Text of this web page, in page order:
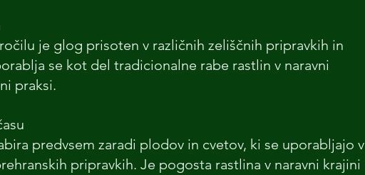
je glog prisoten v različnih zeliščnih pripravkih in
se kot del tradicionalne rabe rastlin v naravni
praksi.
predvsem zaradi plodov in cvetov, ki se uporabljajo v
pripravkih. Je pogosta rastlina v naravni krajini